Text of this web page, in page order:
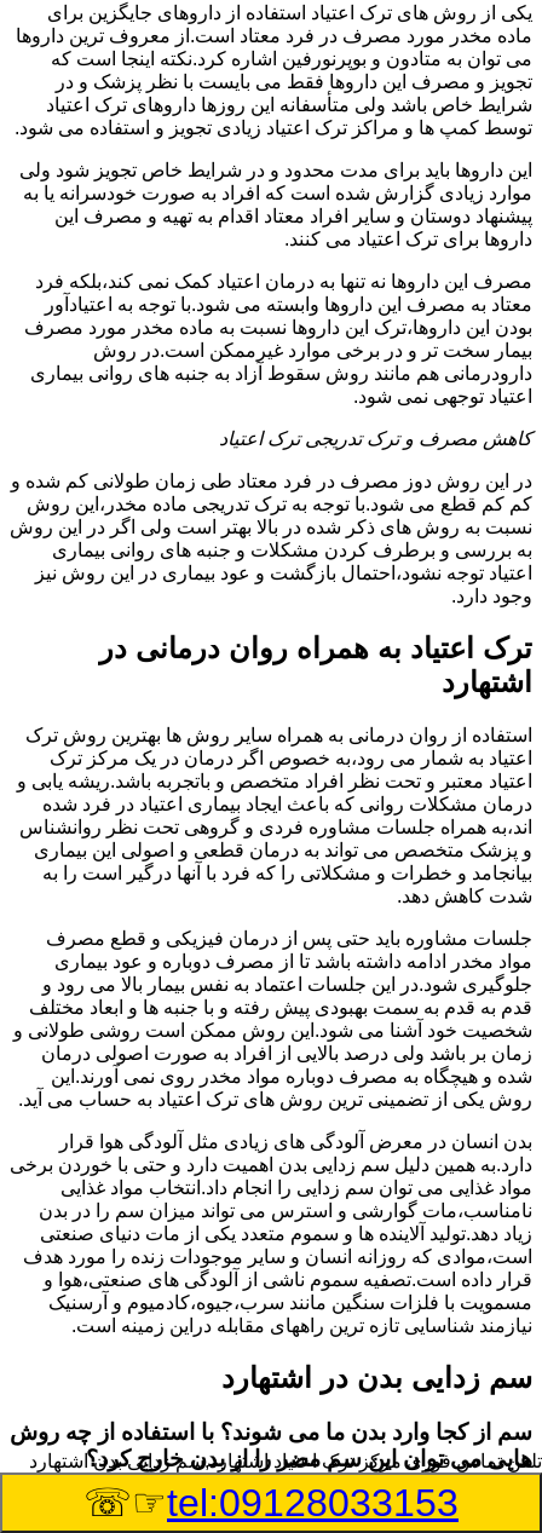
یکی از روش های ترک اعتیاد استفاده از داروهای جایگزین برای
ماده مخدر مورد مصرف در فرد معتاد است.از معروف ترین داروها
می توان به متادون و بوپرنورفین اشاره کرد.نکته اینجا است که
تجویز و مصرف این داروها فقط می بایست با نظر پزشک و در
شرایط خاص باشد ولی متأسفانه این روزها داروهای ترک اعتیاد
توسط کمپ ها و مراکز ترک اعتیاد زیادی تجویز و استفاده می شود.
این داروها باید برای مدت محدود و در شرایط خاص تجویز شود ولی
موارد زیادی گزارش شده است که افراد به صورت خودسرانه یا به
پیشنهاد دوستان و سایر افراد معتاد اقدام به تهیه و مصرف این
داروها برای ترک اعتیاد می کنند.
مصرف این داروها نه تنها به درمان اعتیاد کمک نمی کند،بلکه فرد
معتاد به مصرف این داروها وابسته می شود.با توجه به اعتیادآور
بودن این داروها،ترک این داروها نسبت به ماده مخدر مورد مصرف
بیمار سخت تر و در برخی موارد غیرممکن است.در روش
دارودرمانی هم مانند روش سقوط آزاد به جنبه های روانی بیماری
اعتیاد توجهی نمی شود.
کاهش مصرف و ترک تدریجی ترک اعتیاد
در این روش دوز مصرف در فرد معتاد طی زمان طولانی کم شده و
کم کم قطع می شود.با توجه به ترک تدریجی ماده مخدر،این روش
نسبت به روش های ذکر شده در بالا بهتر است ولی اگر در این روش
به بررسی و برطرف کردن مشکلات و جنبه های روانی بیماری
اعتیاد توجه نشود،احتمال بازگشت و عود بیماری در این روش نیز
وجود دارد.
ترک اعتیاد به همراه روان درمانی در
اشتهارد
استفاده از روان درمانی به همراه سایر روش ها بهترین روش ترک
اعتیاد به شمار می رود،به خصوص اگر درمان در یک مرکز ترک
اعتیاد معتبر و تحت نظر افراد متخصص و باتجربه باشد.ریشه یابی و
درمان مشکلات روانی که باعث ایجاد بیماری اعتیاد در فرد شده
اند،به همراه جلسات مشاوره فردی و گروهی تحت نظر روانشناس
و پزشک متخصص می تواند به درمان قطعی و اصولی این بیماری
بیانجامد و خطرات و مشکلاتی را که فرد با آنها درگیر است را به
شدت کاهش دهد.
جلسات مشاوره باید حتی پس از درمان فیزیکی و قطع مصرف
مواد مخدر ادامه داشته باشد تا از مصرف دوباره و عود بیماری
جلوگیری شود.در این جلسات اعتماد به نفس بیمار بالا می رود و
قدم به قدم به سمت بهبودی پیش رفته و با جنبه ها و ابعاد مختلف
شخصیت خود آشنا می شود.این روش ممکن است روشی طولانی و
زمان بر باشد ولی درصد بالایی از افراد به صورت اصولی درمان
شده و هیچگاه به مصرف دوباره مواد مخدر روی نمی آورند.این
روش یکی از تضمینی ترین روش های ترک اعتیاد به حساب می آید.
بدن انسان در معرض آلودگی های زیادی مثل آلودگی هوا قرار
دارد.به همین دلیل سم زدایی بدن اهمیت دارد و حتی با خوردن برخی
مواد غذایی می توان سم زدایی را انجام داد.انتخاب مواد غذایی
نامناسب،مات گوارشی و استرس می تواند میزان سم را در بدن
زیاد دهد.تولید آلاینده ها و سموم متعدد یکی از مات دنیای صنعتی
است،موادی که روزانه انسان و سایر موجودات زنده را مورد هدف
قرار داده است.تصفیه سموم ناشی از آلودگی های صنعتی،هوا و
مسمویت با فلزات سنگین مانند سرب،جیوه،کادمیوم و آرسنیک
نیازمند شناسایی تازه ترین راههای مقابله دراین زمینه است.
سم زدایی بدن در اشتهارد
سم از کجا وارد بدن ما می شوند؟ با استفاده از چه روش
هایی می توان این سم مضر را از بدن خارج کرد؟
بطور کلی سم موجود در بدن به دو گروه عمده تقسیم می
تلفن تماس فوریمرکز ترک اعتیاد اشتهارد,سم زدایی بدن اشتهارد
tel:09128033153
☞☏